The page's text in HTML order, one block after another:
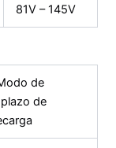
81V – 145V
de
de